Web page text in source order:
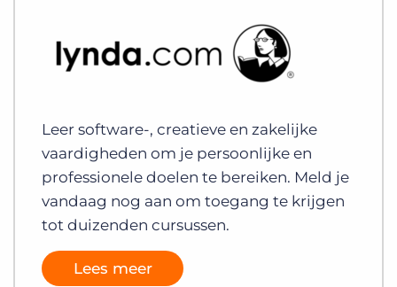
Leer software-, creatieve en zakelijke
vaardigheden om je persoonlijke en
professionele doelen te bereiken. Meld je
vandaag nog aan om toegang te krijgen
tot duizenden cursussen.
Lees meer